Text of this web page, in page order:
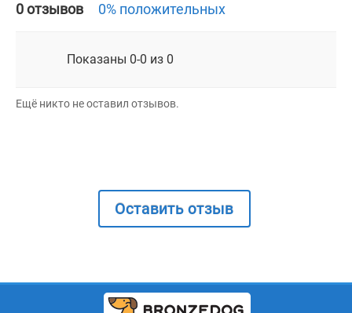
0 отзывов 0% положительных
Показаны 0-0 из 0
Ещё никто не оставил отзывов.
Оставить отзыв